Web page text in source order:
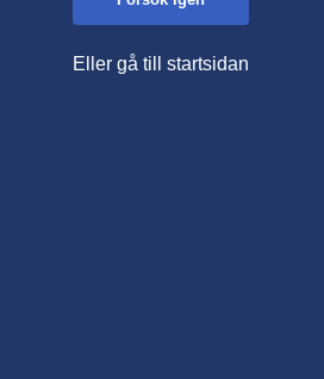
Eller gå till startsidan